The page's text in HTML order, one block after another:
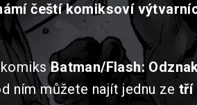
čeští komiksoví
Batman/Flash:
ním můžete najít jednu ze tří